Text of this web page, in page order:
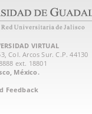
VIRTUAL
Col. Arcos Sur. C.P. 44130
Tel: +52 (33) 3268 8888‏ ext. 18801
México.
Feedback